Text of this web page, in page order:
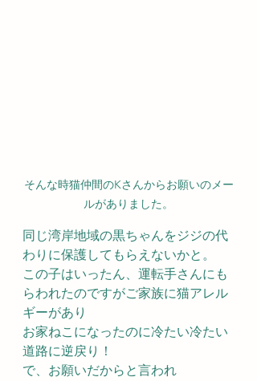
そんな時猫仲間のKさんからお願いのメー
ルがありました。
同じ湾岸地域の黒ちゃんをジジの代
わりに保護してもらえないかと。
この子はいったん、運転手さんにも
らわれたのですがご家族に猫アレル
ギーがあり
お家ねこになったのに冷たい冷たい
道路に逆戻り！
で、お願いだからと言われ